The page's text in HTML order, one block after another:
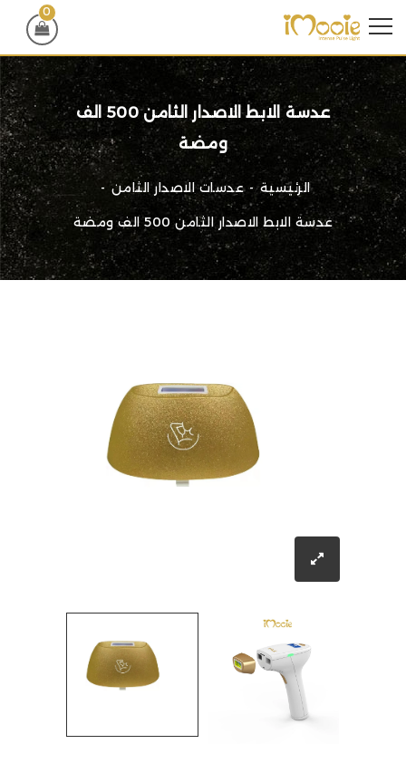
0
عدسة الابط الاصدار الثامن 500 الف
ومضة
الرئيسية عدسات الاصدار الثامن
عدسة الابط الاصدار الثامن 500 الف ومضة